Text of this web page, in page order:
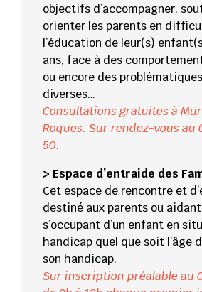
objectifs d’accompagner,
orienter les parents en
l’éducation de leur(s)
ans, face à des
ou encore des
diverses…
Consultations gratuites à
Roques. Sur rendez-vous au
50.
> Espace d’entraide des
Cet espace de rencontre et
destiné aux parents ou
s’occupant d’un enfant en
handicap quel que soit l’âge
son handicap.
Sur inscription préalable au